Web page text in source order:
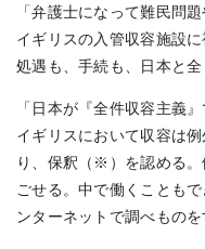
「弁護士になって難民問
イギリスの入管収容施設
処遇も、手続も、日本と
「日本が『全件収容主義
イギリスにおいて収容は
り、保釈（※）を認める
ごせる。中で働くことも
ンターネットで調べものを